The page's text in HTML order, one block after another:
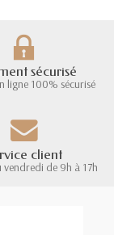
sécurisé
ligne 100% sécurisé
client
vendredi de 9h à 17h